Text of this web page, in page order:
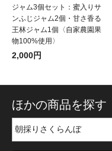
ジャム3個セット：蜜入りサ
ンふじジャム2個・甘さ香る
王林ジャム1個〈自家農園果
物100%使用〉
2,000円
ほかの商品を探す